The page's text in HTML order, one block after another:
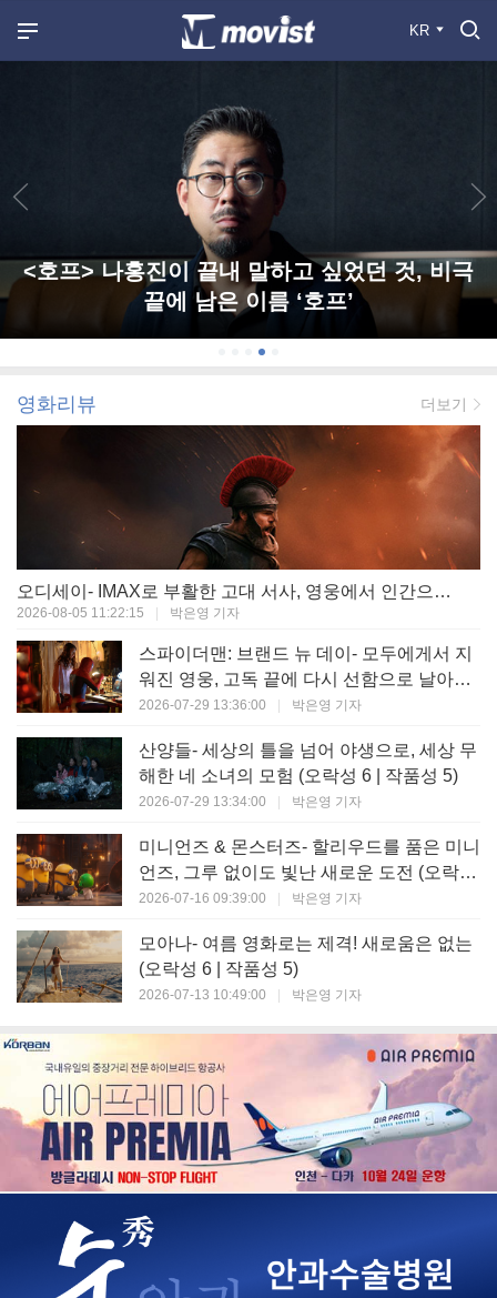
KR
<호프> 나홍진이 끝내 말하고 싶었던 것, 비극
끝에 남은 이름 ‘호프’
영화리뷰 더보기
오디세이- IMAX로 부활한 고대 서사, 영웅에서 인간으로의 귀환 (오락성 9 | 작품성 9)
2026-08-05 11:22:15 박은영 기자
스파이더맨: 브랜드 뉴 데이- 모두에게서 지
워진 영웅, 고독 끝에 다시 선함으로 날아오
르다 (오락성 8 | 작품성 8)
2026-07-29 13:36:00 박은영 기자
산양들- 세상의 틀을 넘어 야생으로, 세상 무
해한 네 소녀의 모험 (오락성 6 | 작품성 5)
2026-07-29 13:34:00 박은영 기자
미니언즈 & 몬스터즈- 할리우드를 품은 미니
언즈, 그루 없이도 빛난 새로운 도전 (오락성
7 | 작품성 6)
2026-07-16 09:39:00 박은영 기자
모아나- 여름 영화로는 제격! 새로움은 없는
(오락성 6 | 작품성 5)
2026-07-13 10:49:00 박은영 기자